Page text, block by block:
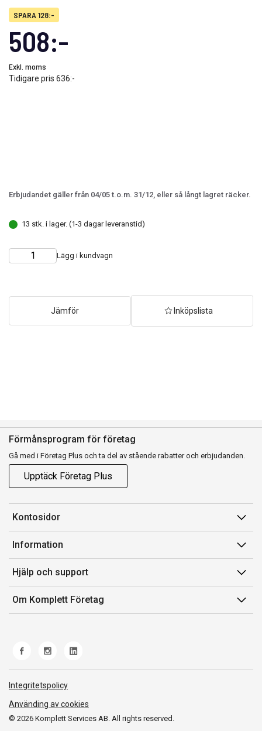
SPARA 128:-
508:-
Exkl. moms
Tidigare pris 636:-
Erbjudandet gäller från 04/05 t.o.m. 31/12, eller så långt lagret räcker.
13 stk. i lager. (1-3 dagar leveranstid)
Choose
Quantity Lägg i kundvagn
Jämför Inköpslista
Förmånsprogram för företag
Gå med i Företag Plus och ta del av stående rabatter och erbjudanden.
Upptäck Företag Plus
Kontosidor
Mina sidor
Orderhistorik
Fakturor & Kvitton
Inköpslistor
Information
Försäljningsvillkor
Villkor för Komplett Företag Plus
Felsökning & guider
Hjälp och support
Kontakta oss
Kundservice
Frakt och leverans
Om Komplett Företag
© 2026 Komplett Services AB. All rights reserved.
Integritetspolicy
Använding av cookies